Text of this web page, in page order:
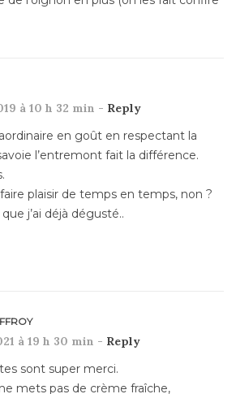
à 10 h 32 min - Reply
en goût en respectant la
l’entremont fait la différence.
plaisir de temps en temps, non ?
j’ai déjà dégusté..
à 19 h 30 min - Reply
sont super merci.
mets pas de crème fraîche,